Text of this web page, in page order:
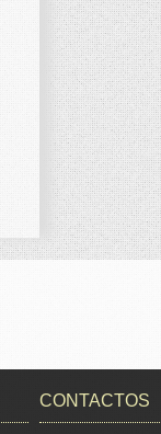
CONTACTOS